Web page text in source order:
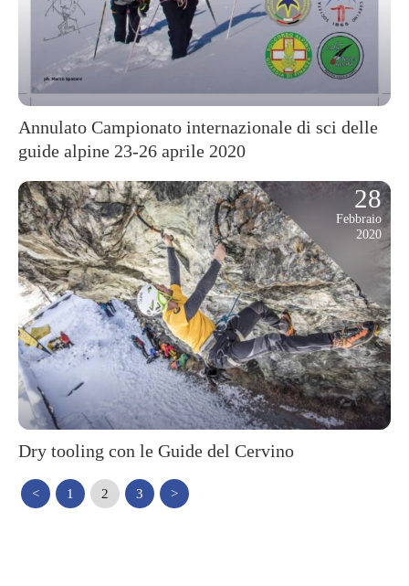
Annulato Campionato internazionale di sci delle
guide alpine 23-26 aprile 2020
28
Febbraio
2020
Dry tooling con le Guide del Cervino
< 1 2 3 >